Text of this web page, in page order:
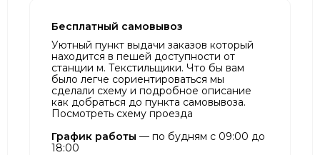
Бесплатный самовывоз
Уютный пункт выдачи заказов который
находится в пешей доступности от
станции м. Текстильщики. Что бы вам
было легче сориентироваться мы
сделали схему и подробное описание
как добраться до пункта самовывоза.
Посмотреть схему проезда
График работы — по будням с 09:00 до
18:00